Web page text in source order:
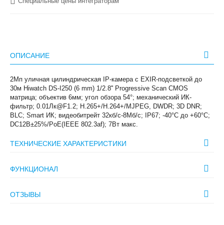
ОПИСАНИЕ
2Мп уличная цилиндрическая IP-камера с EXIR-подсветкой до
30м Hiwatch DS-I250 (6 mm) 1/2.8'' Progressive Scan CMOS
матрица; объектив 6мм; угол обзора 54°; механический ИК-
фильтр; 0.01Лк@F1.2; H.265+/H.264+/MJPEG, DWDR; 3D DNR;
BLC; Smart ИК; видеобитрейт 32кб/с-8Мб/с; IP67; -40°C до +60°C;
DC12В±25%/PoE(IEEE 802.3af); 7Вт макс.
ТЕХНИЧЕСКИЕ ХАРАКТЕРИСТИКИ
ФУНКЦИОНАЛ
ОТЗЫВЫ